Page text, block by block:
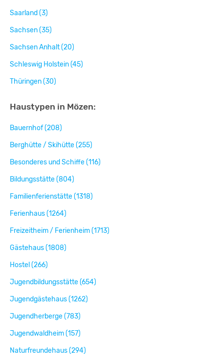
Saarland (3)
Sachsen (35)
Sachsen Anhalt (20)
Schleswig Holstein (45)
Thüringen (30)
Haustypen in Mözen:
Bauernhof (208)
Berghütte / Skihütte (255)
Besonderes und Schiffe (116)
Bildungsstätte (804)
Familienferienstätte (1318)
Ferienhaus (1264)
Freizeitheim / Ferienheim (1713)
Gästehaus (1808)
Hostel (266)
Jugendbildungsstätte (654)
Jugendgästehaus (1262)
Jugendherberge (783)
Jugendwaldheim (157)
Naturfreundehaus (294)